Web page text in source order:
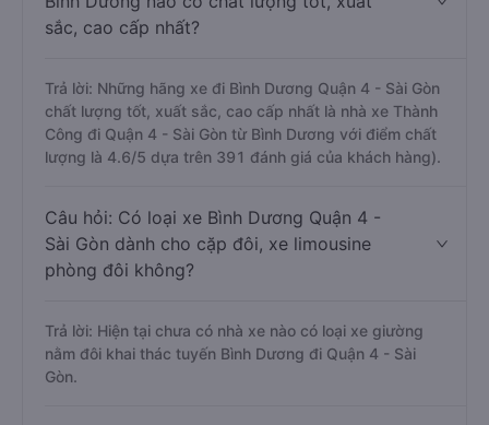
sắc, cao cấp nhất?
Trả lời: Những hãng xe đi Bình Dương Quận 4 - Sài Gòn
chất lượng tốt, xuất sắc, cao cấp nhất là nhà xe Thành
Công đi Quận 4 - Sài Gòn từ Bình Dương với điểm chất
lượng là 4.6/5 dựa trên 391 đánh giá của khách hàng).
Câu hỏi: Có loại xe Bình Dương Quận 4 -
Sài Gòn dành cho cặp đôi, xe limousine
phòng đôi không?
Trả lời: Hiện tại chưa có nhà xe nào có loại xe giường
nằm đôi khai thác tuyến Bình Dương đi Quận 4 - Sài
Gòn.